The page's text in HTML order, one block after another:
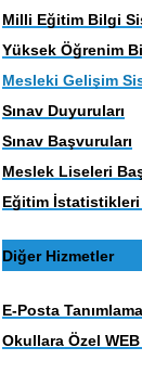
Milli Eğitim Bilgi
Yüksek Öğrenim
Mesleki Gelişim
Sınav Duyuruları
Sınav Başvuruları
Meslek Liseleri
Eğitim İstatistikleri
Diğer Hizmetler
E-Posta
Okullara Özel WEB